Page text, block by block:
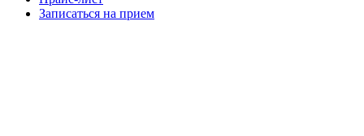
Записаться на прием